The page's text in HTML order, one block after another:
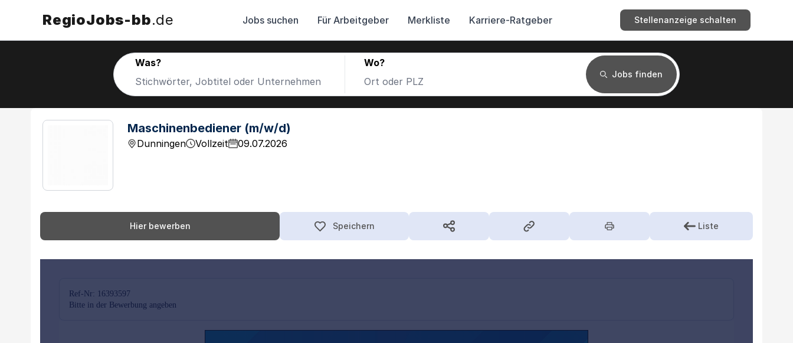
RegioJobs-bb.de Stellenanzeige schalten
Jobs suchen Für Arbeitgeber Merkliste Karriere-Ratgeber
Was? Wo?
Jobs finden
Maschinenbediener (m/w/d)
Dunningen Vollzeit 09.07.2026
Hier bewerben Speichern Liste